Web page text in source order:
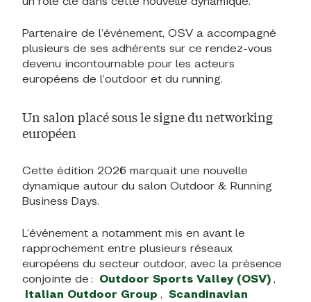
Partenaire de l’événement, OSV a accompagné
plusieurs de ses adhérents sur ce rendez-vous
devenu incontournable pour les acteurs
européens de l’outdoor et du running.
Un salon placé sous le signe du networking
européen
Cette édition 2026 marquait une nouvelle
dynamique autour du salon Outdoor & Running
Business Days.
L’événement a notamment mis en avant le
rapprochement entre plusieurs réseaux
européens du secteur outdoor, avec la présence
conjointe de : Outdoor Sports Valley (OSV) ,
Italian Outdoor Group , Scandinavian